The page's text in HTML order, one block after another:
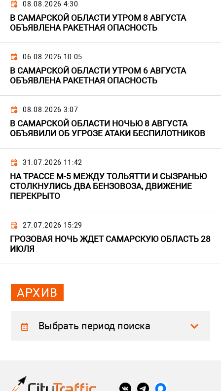
08.08.2026 4:30
В САМАРСКОЙ ОБЛАСТИ УТРОМ 8 АВГУСТА
ОБЪЯВЛЕНА РАКЕТНАЯ ОПАСНОСТЬ
06.08.2026 10:05
В САМАРСКОЙ ОБЛАСТИ УТРОМ 6 АВГУСТА
ОБЪЯВЛЕНА РАКЕТНАЯ ОПАСНОСТЬ
08.08.2026 3:07
В САМАРСКОЙ ОБЛАСТИ НОЧЬЮ 8 АВГУСТА
ОБЪЯВИЛИ ОБ УГРОЗЕ АТАКИ БЕСПИЛОТНИКОВ
31.07.2026 11:42
НА ТРАССЕ М-5 МЕЖДУ ТОЛЬЯТТИ И СЫЗРАНЬЮ
СТОЛКНУЛИСЬ ДВА БЕНЗОВОЗА, ДВИЖЕНИЕ
ПЕРЕКРЫТО
27.07.2026 15:29
ГРОЗОВАЯ НОЧЬ ЖДЕТ САМАРСКУЮ ОБЛАСТЬ 28
ИЮЛЯ
АРХИВ
Выбрать период поиска